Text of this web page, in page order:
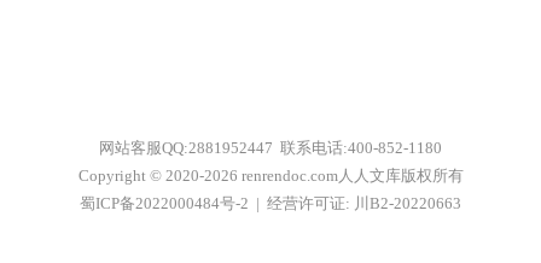
网站客服QQ:2881952447 联系电话:400-852-1180
Copyright © 2020-2026 renrendoc.com人人文库版权所有
蜀ICP备2022000484号-2 | 经营许可证: 川B2-20220663